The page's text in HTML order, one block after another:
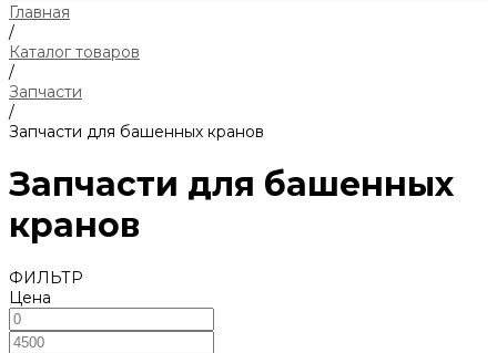
Главная
/
Каталог товаров
/
Запчасти
/
Запчасти для башенных кранов
Запчасти для башенных
кранов
ФИЛЬТР
Цена